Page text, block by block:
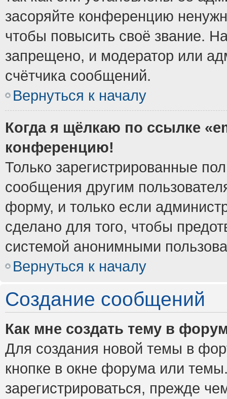
засоряйте конференцию
чтобы повысить своё звание.
запрещено, и модератор или
счётчика сообщений.
Вернуться к началу
Когда я щёлкаю по ссылке
конференцию!
Только зарегистрированные
сообщения другим
форму, и только если
сделано для того, чтобы
системой анонимными
Вернуться к началу
Создание сообщений
Как мне создать тему в
Для создания новой темы в
кнопке в окне форума или
зарегистрироваться, прежде